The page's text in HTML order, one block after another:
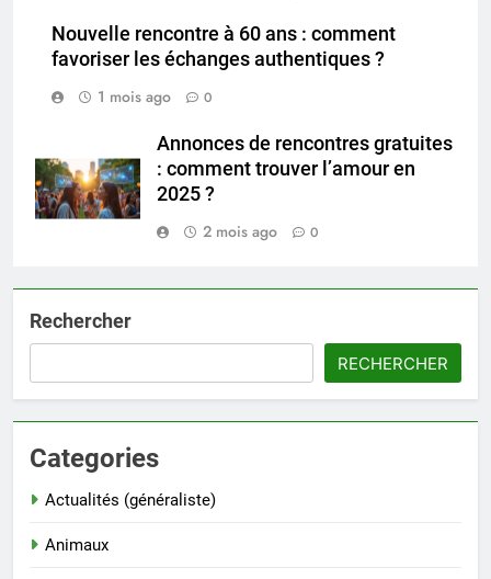
Nouvelle rencontre à 60 ans : comment
favoriser les échanges authentiques ?
1 mois ago
0
Annonces de rencontres gratuites
: comment trouver l’amour en
2025 ?
2 mois ago
0
Rechercher
RECHERCHER
Categories
Actualités (généraliste)
Animaux